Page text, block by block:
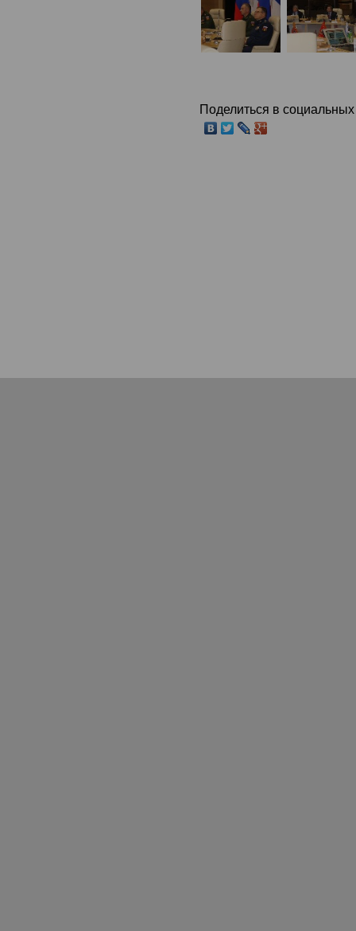
Поделиться в социальных